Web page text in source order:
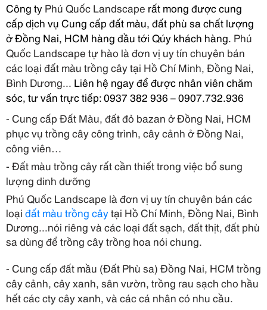
Công ty Phú Quốc Landscape rất mong được cung
cấp dịch vụ Cung cấp đất màu, đất phù sa chất lượng
ở Đồng Nai, HCM hàng đầu tới Qúy khách hàng. Phú
Quốc Landscape tự hào là đơn vị uy tín chuyên bán
các loại đất màu trồng cây tại Hồ Chí Minh, Đồng Nai,
Bình Dương... Liên hệ ngay để được nhân viên chăm
sóc, tư vấn trực tiếp: 0937 382 936 – 0907.732.936
- Cung cấp Đất Màu, đất đỏ bazan ở Đồng Nai, HCM
phục vụ trồng cây công trình, cây cảnh ở Đồng Nai,
công viên…
- Đất màu trồng cây rất cần thiết trong việc bổ sung
lượng dinh dưỡng
Phú Quốc Landscape là đơn vị uy tín chuyên bán các
loại đất màu trồng câytại Hồ Chí Minh, Đồng Nai, Bình
Dương...nói riêng và các loại đất sạch, đất thịt, đất phù
sa dùng để trồng cây trồng hoa nói chung.
- Cung cấp đất mầu (Đất Phù sa) Đồng Nai, HCM trồng
cây cảnh, cây xanh, sân vườn, trồng rau sạch cho hầu
hết các cty cây xanh, và các cá nhân có nhu cầu.